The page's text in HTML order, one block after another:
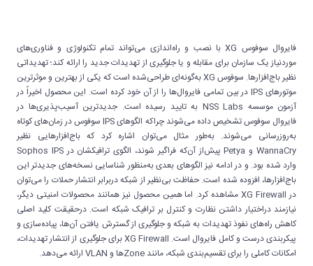
فایروال سوفوس XG با نصب و راه‌اندازی می‌تواند تمام تکنولوژی و فناوری‌های
موردنیاز یک سازمان برای مقابله و یا جلوگیری از تهدیدات جدید را ارائه کند؛ تهدیداتی
نظیر باج‌افزارها. سوفوس XG به‌گونه‌ای طراحی‌شده است که یکی از بهترین و موثرترین
موتورهای IPS در بین تمامی فایروال‌ها را از آن خود کرده است. این محصول اخیراً در
آزمون موسسه NSS Labs به تایید رسیده است. جدیدترین آسیب‌پذیری‌ها در
فایروال سوفوس تشخیص داده می‌شوند چراکه الگوهای IPS سوفوس در زمان‌های کوتاه
به‌روزرسانی می‌شوند. به‌طور مثال می‌توان اشاره کرد که باج‌افزارهایی نظیر
WannaCry و Petya پیش‌از آن‌که فراگیر شوند، الگوی ترافیکشان در Sophos IPS
وارد شده بود. و در ادامه نیز الگوهای بعدی به‌منظور شناسایی نسخه‌های جدیدتر این
باج‌افزارها، افزوده شده است. حفاظت بی‌نظیر از شبکه دربرابر انتشار حملات را می‌توان
در XG Firewall مشاهده کرد. اما همین محصول نیز همانند محصولات امنیتی دیگر،
نیازمند دراختیار داشتن نظارت و کنترل بر ترافیک شبکه است. درحقیقت کلید اصلی
کاهش راه‌های نفوذ تهدیدات به شبکه و جلوگیری از گسترش یافتن آن‌ها، پیاده‌سازی و
پیکربندی درست و کامل فایروال است. XG Firewall برای جلوگیری از انتشار تهدیدات،
امکانات کاملی را برای تقسیم‌بندی شبکه، مانند Zoneها و VLAN ارائه می‌دهد.